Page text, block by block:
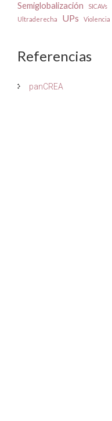
Semiglobalización SICAVs
Ultraderecha UPs Violencia
Referencias
panCREA